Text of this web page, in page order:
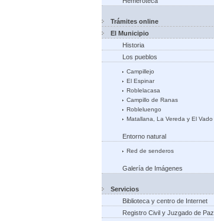
Trámites online
El Municipio
Historia
Los pueblos
Campillejo
El Espinar
Roblelacasa
Campillo de Ranas
Robleluengo
Matallana, La Vereda y El Vado
Entorno natural
Red de senderos
Galería de Imágenes
Servicios
Biblioteca y centro de Internet
Registro Civil y Juzgado de Paz